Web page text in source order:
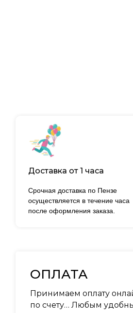
Срочная доставка по Пензе
осуществляется в течение часа
после оформления заказа.
Доставка от 1 часа
ОПЛАТА
Принимаем оплату
по счету… Любым